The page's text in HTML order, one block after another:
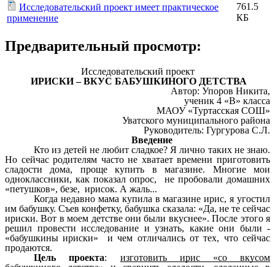
Исследовательский проект имеет практическое
применение
761.5
КБ
Предварительный просмотр:
Исследовательский проект
ИРИСКИ – ВКУС БАБУШКИНОГО ДЕТСТВА
Автор: Упоров Никита,
ученик 4 «В» класса
МАОУ «Туртасская СОШ»
Уватского муниципального района
Руководитель: Гургурова С.Л.
Введение
Кто из детей не любит сладкое? Я лично таких не знаю.
Но сейчас родителям часто не хватает времени приготовить
сладости дома, проще купить в магазине. Многие мои
одноклассники, как показал опрос, не пробовали домашних
«петушков», безе, ирисок. А жаль...
Когда недавно мама купила в магазине ирис, я угостил
им бабушку. Съев конфетку, бабушка сказала: «Да, не те сейчас
ириски. Вот в моем детстве они были вкуснее». После этого я
решил провести исследование и узнать, какие они были -
«бабушкины ириски» и чем отличались от тех, что сейчас
продаются.
Цель проекта: изготовить ирис «со вкусом